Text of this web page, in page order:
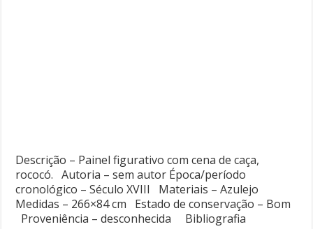
Descrição – Painel figurativo com cena de caça,
rococó. Autoria – sem autor Época/período
cronológico – Século XVIII Materiais – Azulejo
Medidas – 266×84 cm Estado de conservação – Bom
Proveniência – desconhecida Bibliografia